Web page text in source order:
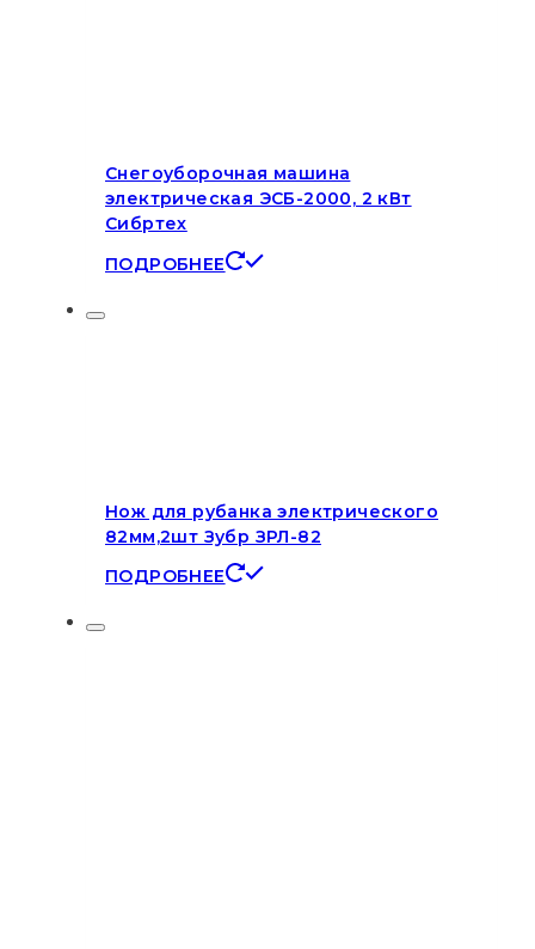
Снегоуборочная машина
электрическая ЭСБ-2000, 2 кВт
Сибртех
ПОДРОБНЕЕ
Нож для рубанка электрического
82мм,2шт Зубр ЗРЛ-82
ПОДРОБНЕЕ